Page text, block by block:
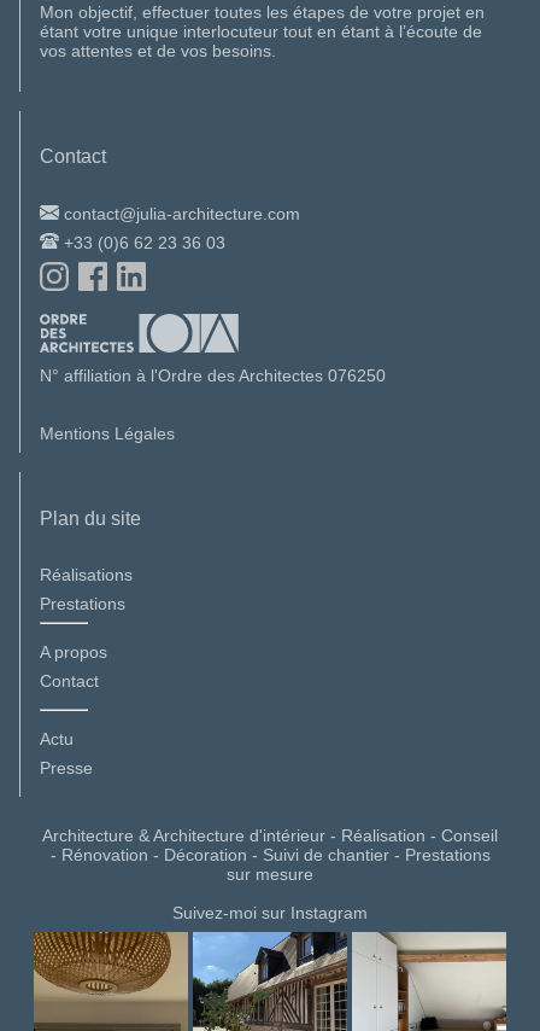
Mon objectif, effectuer toutes les étapes de votre projet en
étant votre unique interlocuteur tout en étant à l’écoute de
vos attentes et de vos besoins.
Contact
contact@julia-architecture.com
+33 (0)6 62 23 36 03
N° affiliation à l'Ordre des Architectes 076250
Mentions Légales
Plan du site
Réalisations
Prestations
A propos
Contact
Actu
Presse
Architecture & Architecture d'intérieur - Réalisation - Conseil
- Rénovation - Décoration - Suivi de chantier - Prestations
sur mesure
Suivez-moi sur Instagram